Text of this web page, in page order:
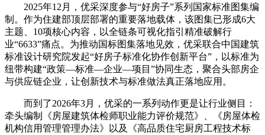
2025年12月，优采深度参与“好房子”系列国家标准图集编
制。作为住建部顶层部署的重要落地载体，该图集已形成6大
主题、10项核心内容，以全链条可视化指引精准破解行
业“6633”痛点。为推动国标图集落地见效，优采联合中国建筑
标准设计研究院发起“好房子标准化协作创新平台”，以标准为
纽带构建“政策—标准—企业—项目”协同生态，聚合头部房企
与供应链企业，让创新技术与标准做法真正落地应用。
而到了2026年3月，优采的一系列动作更是让行业侧目：
牵头编制《房屋建筑体检师职业能力评价规范》、《房屋体检
机构信用管理管理办法》以及《高品质住宅厨房工程技术标